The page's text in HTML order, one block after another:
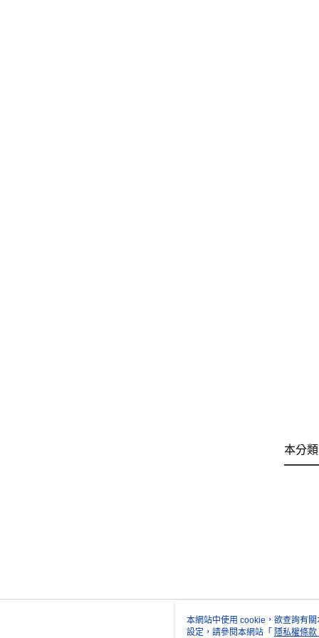
本分
本網站中使用 cookie，欲查詢有
設定，請參閱本網站「 隱私權條款